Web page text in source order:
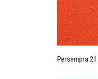
Persempra 21